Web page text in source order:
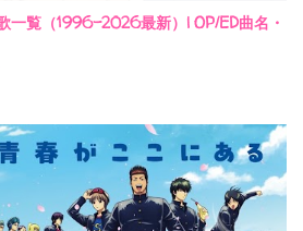
一覧（1996-2026最新）| OP/ED曲名・